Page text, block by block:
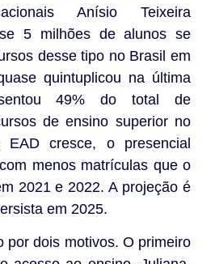
Anísio Teixeira
5 milhões de alunos se
desse tipo no Brasil em
quintuplicou na última
49% do total de
de ensino superior no
cresce, o presencial
menos matrículas que o
2021 e 2022. A projeção é
em 2025.
por dois motivos. O primeiro